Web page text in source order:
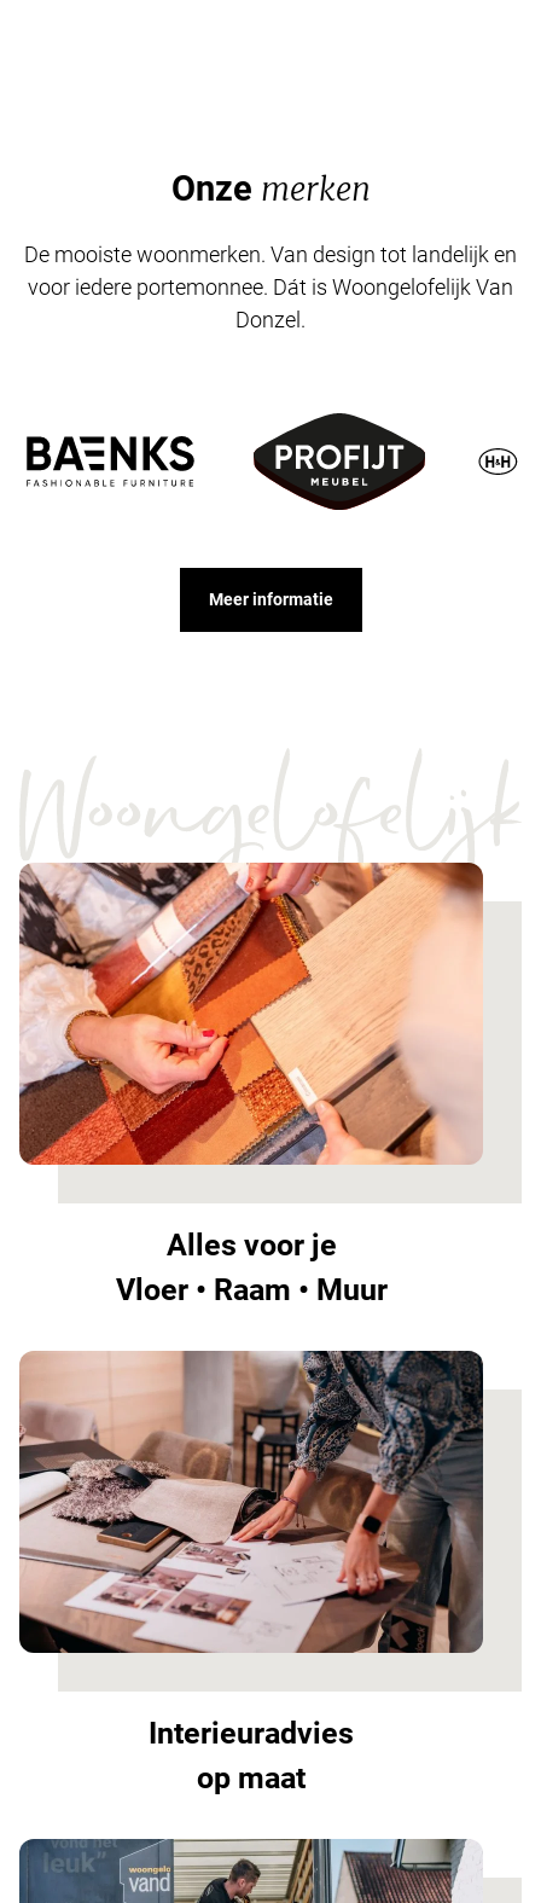
Onze merken
De mooiste woonmerken. Van design tot landelijk en
voor iedere portemonnee. Dát is Woongelofelijk Van
Donzel.
Meer informatie
Alles voor je
Vloer • Raam • Muur
Interieuradvies
op maat